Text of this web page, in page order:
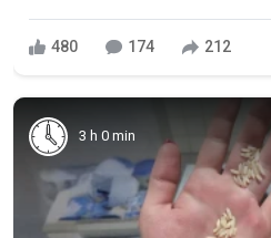
480 174 212
3 h 0 min